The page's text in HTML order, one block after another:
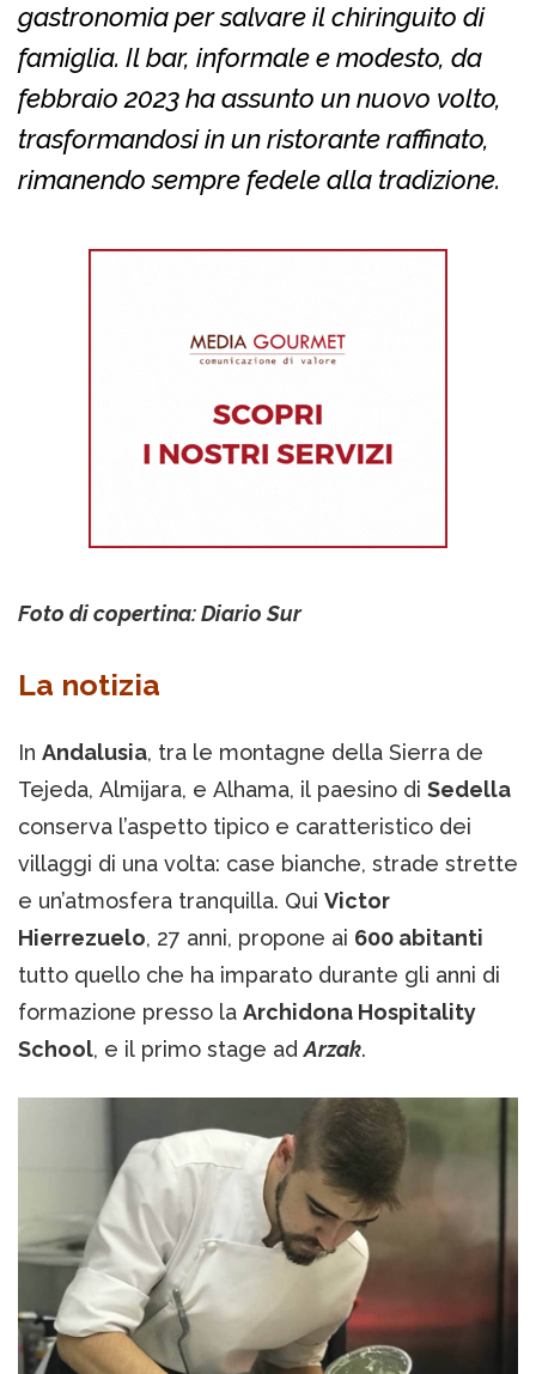
gastronomia per salvare il chiringuito di
famiglia. Il bar, informale e modesto, da
febbraio 2023 ha assunto un nuovo volto,
trasformandosi in un ristorante raffinato,
rimanendo sempre fedele alla tradizione.
Foto di copertina: Diario Sur
La notizia
In Andalusia, tra le montagne della Sierra de
Tejeda, Almijara, e Alhama, il paesino di Sedella
conserva l’aspetto tipico e caratteristico dei
villaggi di una volta: case bianche, strade strette
e un’atmosfera tranquilla. Qui Victor
Hierrezuelo, 27 anni, propone ai 600 abitanti
tutto quello che ha imparato durante gli anni di
formazione presso la Archidona Hospitality
School, e il primo stage adArzak.